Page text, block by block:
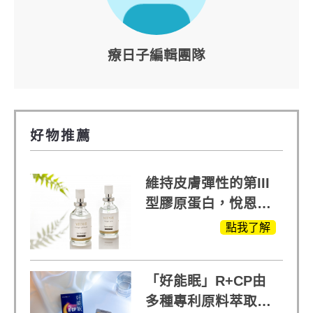
療日子編輯團隊
好物推薦
維持皮膚彈性的第III
型膠原蛋白，悅恩詩
給予寶寶般的肌膚感
點我了解
「好能眠」R+CP由
多種專利原料萃取、